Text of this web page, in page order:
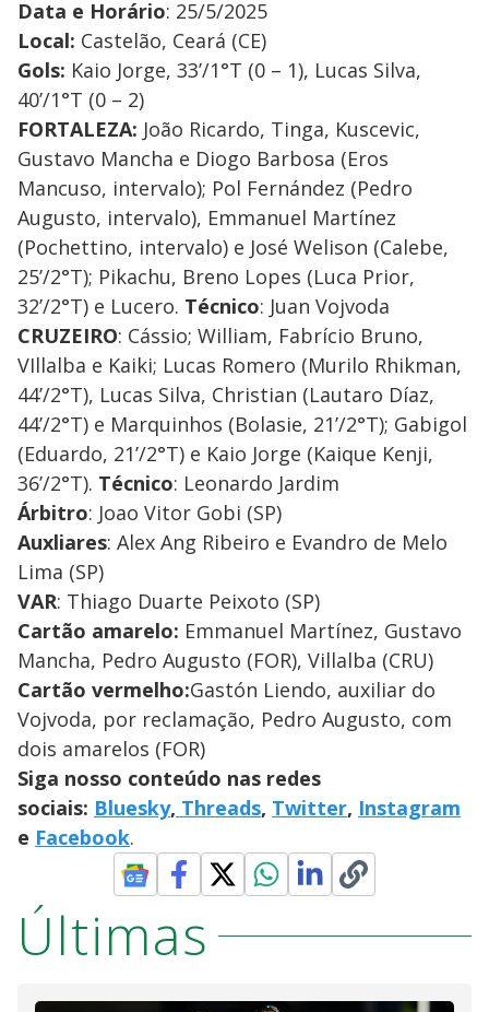
Data e Horário: 25/5/2025
Local: Castelão, Ceará (CE)
Gols: Kaio Jorge, 33’/1°T (0 – 1), Lucas Silva,
40’/1°T (0 – 2)
FORTALEZA: João Ricardo, Tinga, Kuscevic,
Gustavo Mancha e Diogo Barbosa (Eros
Mancuso, intervalo); Pol Fernández (Pedro
Augusto, intervalo), Emmanuel Martínez
(Pochettino, intervalo) e José Welison (Calebe,
25’/2°T); Pikachu, Breno Lopes (Luca Prior,
32’/2°T) e Lucero. Técnico: Juan Vojvoda
CRUZEIRO: Cássio; William, Fabrício Bruno,
VIllalba e Kaiki; Lucas Romero (Murilo Rhikman,
44’/2°T), Lucas Silva, Christian (Lautaro Díaz,
44’/2°T) e Marquinhos (Bolasie, 21’/2°T); Gabigol
(Eduardo, 21’/2°T) e Kaio Jorge (Kaique Kenji,
36’/2°T). Técnico: Leonardo Jardim
Árbitro: Joao Vitor Gobi (SP)
Auxliares: Alex Ang Ribeiro e Evandro de Melo
Lima (SP)
VAR: Thiago Duarte Peixoto (SP)
Cartão amarelo: Emmanuel Martínez, Gustavo
Mancha, Pedro Augusto (FOR), Villalba (CRU)
Cartão vermelho:Gastón Liendo, auxiliar do
Vojvoda, por reclamação, Pedro Augusto, com
dois amarelos (FOR)
Siga nosso conteúdo nas redes
sociais: Bluesky, Threads, Twitter, Instagram
e Facebook.
Últimas